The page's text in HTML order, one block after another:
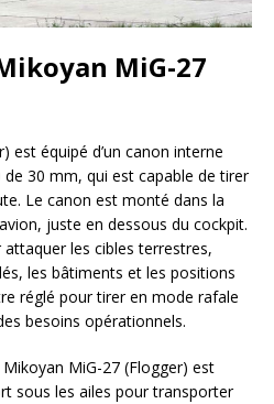
MiG-27
est équipé d’un canon interne
de 30 mm, qui est capable de tirer
Le canon est monté dans la
juste en dessous du cockpit.
les cibles terrestres,
les bâtiments et les positions
réglé pour tirer en mode rafale
besoins opérationnels.
MiG-27 (Flogger) est
sous les ailes pour transporter